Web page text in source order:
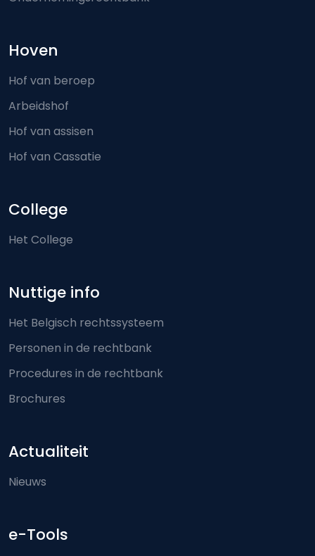
Hoven
Hof van beroep
Arbeidshof
Hof van assisen
Hof van Cassatie
College
Het College
Nuttige info
Het Belgisch rechtssysteem
Personen in de rechtbank
Procedures in de rechtbank
Brochures
Actualiteit
Nieuws
e-Tools